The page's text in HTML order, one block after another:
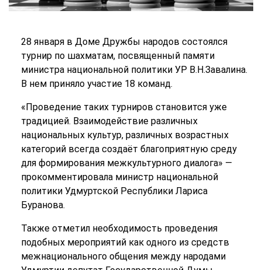
28 января в Доме Дружбы народов состоялся
турнир по шахматам, посвященный памяти
министра национальной политики УР В.Н.Завалина.
В нем приняло участие 18 команд.
«Проведение таких турниров становится уже
традицией. Взаимодействие различных
национальных культур, различных возрастных
категорий всегда создаёт благоприятную среду
для формирования межкультурного диалога» —
прокомментировала министр национальной
политики Удмуртской Республики Лариса
Буранова.
Также отметил необходимость проведения
подобных мероприятий как одного из средств
межнационального общения между народами